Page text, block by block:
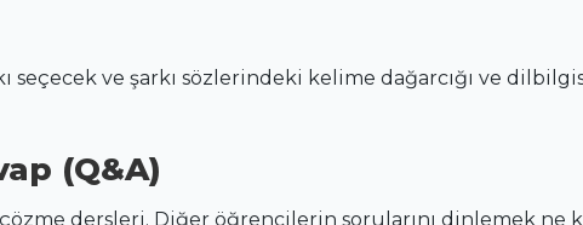
seçecek ve şarkı sözlerindeki kelime dağarcığı ve
(Q&A)
dersleri. Diğer öğrencilerin sorularını dinlemek ne